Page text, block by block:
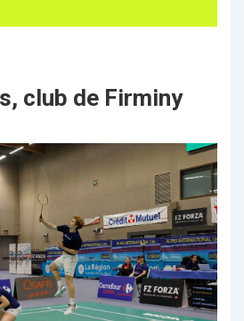
club de Firminy